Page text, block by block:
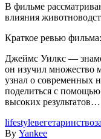
В фильме
влияния
Краткое ревью фильма:
Джеймс Уилкс —
он изучил множество
узнал о современных
поделиться с
высоких результатов…
lifestyleвегетаринство
By Yankee